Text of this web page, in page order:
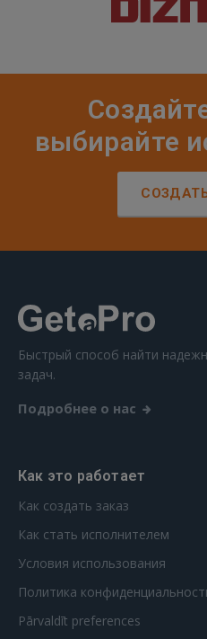
выбирайте
Быстрый способ найти
задач.
Подробнее о нас
Как это работает
Как создать заказ
Как стать исполнителем
Условия использования
Политика
Pārvaldīt preferences